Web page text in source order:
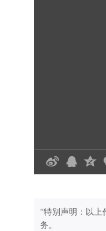
“特别声明：以上
务。